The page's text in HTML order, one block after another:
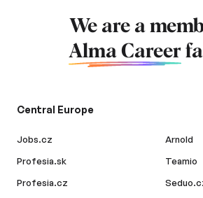
We are a
Alma Career
Central Europe
Jobs.cz
Profesia.sk
Profesia.cz
Arnold
Teamio